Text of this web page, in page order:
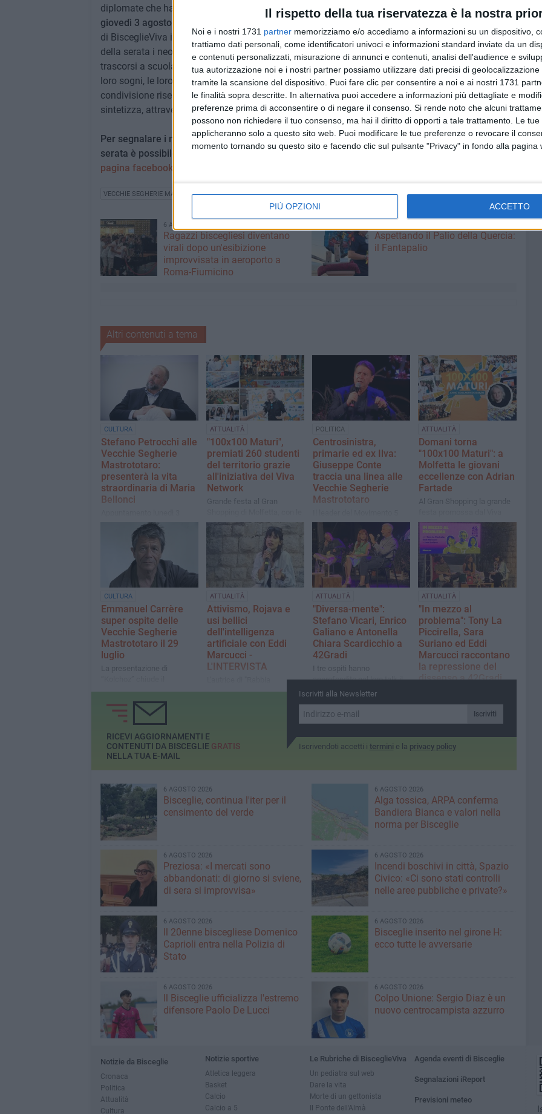
Il rispetto della tua riservatezza è la nostra
Noi e i nostri 1731 partner memorizziamo e/o accediamo a informazioni su un dispositivo,
trattiamo dati personali, come identificatori univoci e informazioni standard inviate da un
e contenuti personalizzati, misurazione di annunci e contenuti, analisi dell'audience e
tua autorizzazione noi e i nostri partner possiamo utilizzare dati precisi di
tramite la scansione del dispositivo. Puoi fare clic per consentire a noi e ai nostri 1731
le finalità sopra descritte. In alternativa puoi accedere a informazioni più dettagliate e
preferenze prima di acconsentire o di negare il consenso. Si rende noto che alcuni
possono non richiedere il tuo consenso, ma hai il diritto di opporti a tale trattamento. Le
applicheranno solo a questo sito web. Puoi modificare le tue preferenze o revocare il
momento tornando su questo sito e facendo clic sul pulsante "Privacy" in fondo alla pagina
PIÙ OPZIONI ACCETTO
diplomate che hanno conseguito il massimo dei voti saranno i protagonisti di una serata evento
giovedì 3 agosto
Vecchie Segherie Mastrototaro
di BisceglieViva in collaborazione con lo staff della libreria e la famiglia Mastrototaro. Nel corso
della serata i neodiplomati avranno l'opportunità di raccontarsi e raccontare i cinque anni
trascorsi a scuola attraverso i ricordi e gli episodi più significativi, le loro passioni, i loro desideri, i
loro sogni, le loro aspirazioni, le future intenzioni universitarie e formative. Un momento di
condivisione riservato alle giovani eccellenze del territorio in uno dei luoghi della città che meglio
sintetizza, attraverso la sua storia, il connubio tra lavoro e cultura.
Per segnalare i nominativi degli studenti e prendere contatti per i dettagli organizzativi della
serata è possibile scrivere a
redazione@bisceglieviva.it
oppure inviare un messaggio alla
pagina facebook
VECCHIE SEGHERIE MASTROTOTARO 100X100 MATURI
6 AGOSTO 2026
Ragazzi biscegliesi diventano
virali dopo un'esibizione
improvvisata in aeroporto a
Roma-Fiumicino
Aspettando il Palio della Quercia:
il Fantapalio
Altri contenuti a tema
CULTURA
Stefano Petrocchi alle
Vecchie Segherie
Mastrototaro:
presenterà la vita
straordinaria di Maria
Bellonci
agosto con "Romanzo
ATTUALITÀ
"100x100 Maturi",
premiati 260 studenti
del territorio grazie
all'iniziativa del Viva
Network
Grande festa al Gran
parole di Adrian Fartade per
ispirare le nuove generazioni
POLITICA
Centrosinistra,
primarie ed ex Ilva:
Giuseppe Conte
traccia una linea alle
Vecchie Segherie
Mastrototaro
Stelle torna a Bisceglie in
occasione della
presentazione del suo libro
"Una nuova primavera"
ATTUALITÀ
Domani torna
"100x100 Maturi": a
Molfetta le giovani
eccellenze con Adrian
Fartade
Al Gran Shopping la grande
Network e dedicata ai neo-
diplomati, con spazi dedicati
a orientamento,
divulgazione e lavoro
CULTURA
Emmanuel Carrère
super ospite delle
Vecchie Segherie
Mastrototaro il 29
luglio
La presentazione di
programma di luglio in
ATTUALITÀ
Attivismo, Rojava e
usi bellici
dell'intelligenza
artificiale con Eddi
Marcucci -
L'INTERVISTA
proteggimi" è stata ospite
ATTUALITÀ
"Diversa-mente":
Stefano Vicari, Enrico
Galiano e Antonella
Chiara Scardicchio a
42Gradi
​I tre ospiti hanno
approfondito nel loro talk il
valore della diversità
come standard
ATTUALITÀ
"In mezzo al
problema": Tony La
Piccirella, Sara
Suriano ed Eddi
Marcucci raccontano
la repressione del
dissenso a 42Gradi
criminalizzazione del
dissenso gli argomenti
Iscriviti alla Newsletter
Iscriviti
Iscrivendoti accetti i termini e la privacy policy
RICEVI AGGIORNAMENTI E
CONTENUTI DA BISCEGLIE GRATIS
NELLA TUA E-MAIL
6 AGOSTO 2026
Bisceglie, continua l'iter per il
censimento del verde
6 AGOSTO 2026
Alga tossica, ARPA conferma
Bandiera Bianca e valori nella
norma per Bisceglie
6 AGOSTO 2026
Preziosa: «I mercati sono
abbandonati: di giorno si sviene,
di sera si improvvisa»
6 AGOSTO 2026
Incendi boschivi in città, Spazio
Civico: «Ci sono stati controlli
nelle aree pubbliche e private?»
6 AGOSTO 2026
Il 20enne biscegliese Domenico
Caprioli entra nella Polizia di
Stato
6 AGOSTO 2026
Bisceglie inserito nel girone H:
ecco tutte le avversarie
6 AGOSTO 2026
Il Bisceglie ufficializza l'estremo
difensore Paolo De Lucci
6 AGOSTO 2026
Colpo Unione: Sergio Diaz è un
nuovo centrocampista azzurro
Notizie da Bisceglie
Cronaca
Politica
Attualità
Cultura
Notizie sportive
Atletica leggera
Basket
Calcio
Calcio a 5
Le Rubriche di BisceglieViva
Un pediatra sul web
Dare la vita
Morte di un gettonista
Il Ponte dell'Almà
Agenda eventi di Bisceglie
Segnalazioni iReport
Previsioni meteo